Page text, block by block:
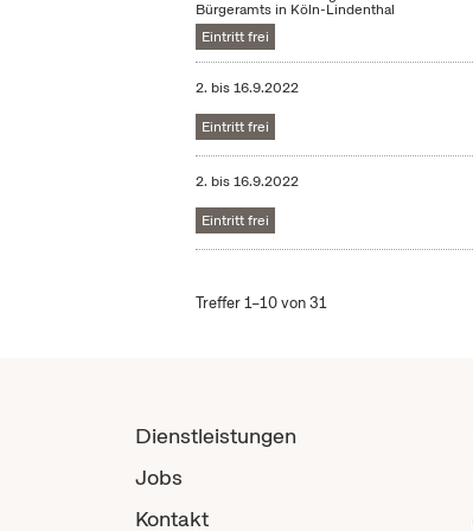
Bürgeramts in Köln-Lindenthal
Eintritt frei
2. bis16.9.2022
Eintritt frei
2. bis16.9.2022
Eintritt frei
Treffer 1–10 von 31
Dienstleistungen
Jobs
Kontakt